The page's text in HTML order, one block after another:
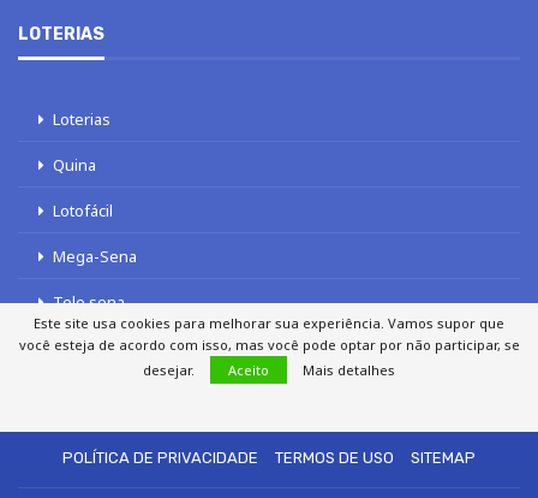
LOTERIAS
Loterias
Quina
Lotofácil
Mega-Sena
Tele sena
POLÍTICA DE PRIVACIDADE
TERMOS DE USO SITEMAP
Este site usa cookies para melhorar sua experiência. Vamos supor que
você esteja de acordo com isso, mas você pode optar por não participar, se
desejar.
Aceito Mais detalhes